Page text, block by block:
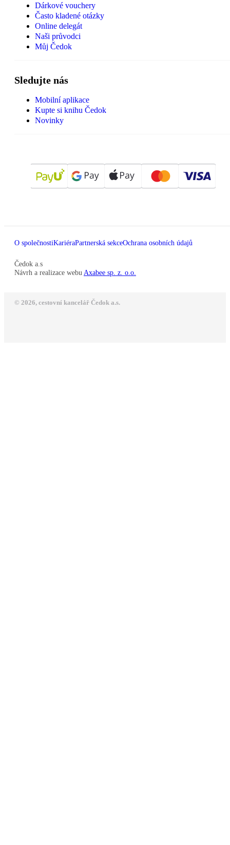
Dárkové vouchery
Často kladené otázky
Online delegát
Naši průvodci
Můj Čedok
Sledujte nás
Mobilní aplikace
Kupte si knihu Čedok
Novinky
O společnostiKariéraPartnerská sekceOchrana osobních údajů
Čedok a.s
Návrh a realizace webu Axabee sp. z. o.o.
© 2026, cestovní kancelář Čedok a.s.